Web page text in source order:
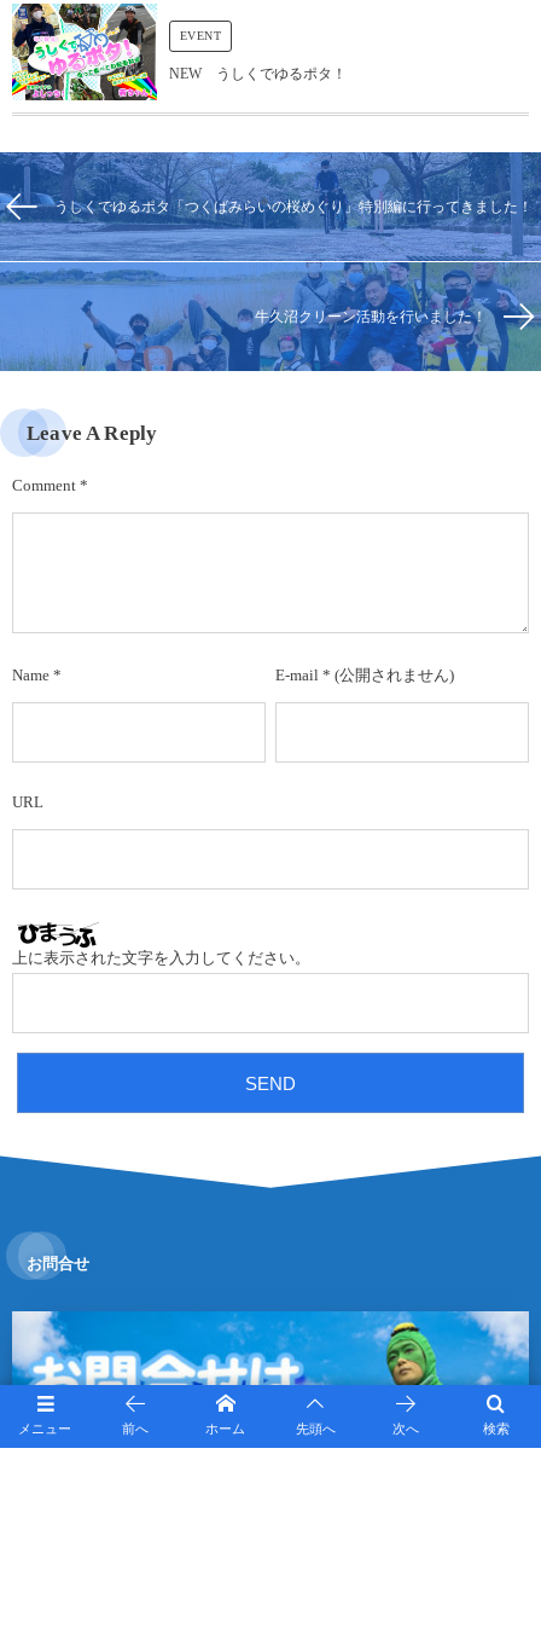
EVENT
NEW うしくでゆるポタ！
うしくでゆるポタ「つくばみらいの桜めぐり」特別編に行ってきました！
牛久沼クリーン活動を行いました！
Leave A Reply
Comment *
Name * E-mail * (公開されません)
URL
上に表示された文字を入力してください。
お問合せ
メニュー 検索
前へ ホーム 先頭へ 次へ